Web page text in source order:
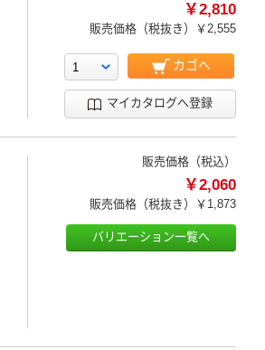
￥2,810
販売価格（税抜き） ￥2,555
カゴへ
マイカタログへ登録
販売価格（税込）
￥2,060
販売価格（税抜き） ￥1,873
バリエーション一覧へ